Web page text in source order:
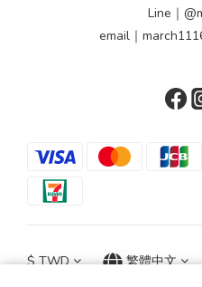
Line｜
email｜
$ TWD 繁體中文